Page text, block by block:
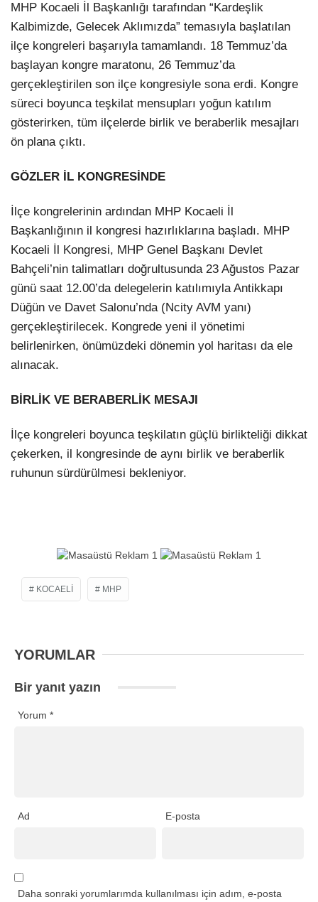
MHP Kocaeli İl Başkanlığı tarafından “Kardeşlik
Kalbimizde, Gelecek Aklımızda” temasıyla başlatılan
ilçe kongreleri başarıyla tamamlandı. 18 Temmuz’da
başlayan kongre maratonu, 26 Temmuz’da
gerçekleştirilen son ilçe kongresiyle sona erdi. Kongre
süreci boyunca teşkilat mensupları yoğun katılım
gösterirken, tüm ilçelerde birlik ve beraberlik mesajları
ön plana çıktı.
GÖZLER İL KONGRESİNDE
İlçe kongrelerinin ardından MHP Kocaeli İl
Başkanlığının il kongresi hazırlıklarına başladı. MHP
Kocaeli İl Kongresi, MHP Genel Başkanı Devlet
Bahçeli’nin talimatları doğrultusunda 23 Ağustos Pazar
günü saat 12.00’da delegelerin katılımıyla Antikkapı
Düğün ve Davet Salonu’nda (Ncity AVM yanı)
gerçekleştirilecek. Kongrede yeni il yönetimi
belirlenirken, önümüzdeki dönemin yol haritası da ele
alınacak.
BİRLİK VE BERABERLİK MESAJI
İlçe kongreleri boyunca teşkilatın güçlü birlikteliği dikkat
çekerken, il kongresinde de aynı birlik ve beraberlik
ruhunun sürdürülmesi bekleniyor.
KOCAELI MHP
YORUMLAR
Bir yanıt yazın
Yorum *
Ad E-posta
Daha sonraki yorumlarımda kullanılması için adım, e-posta